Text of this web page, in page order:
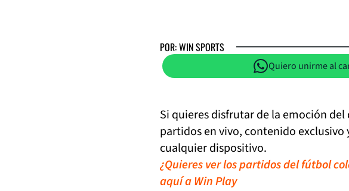
POR: WIN SPORTS
Quiero unirme al
Si quieres disfrutar de la emoción del
partidos en vivo, contenido
cualquier dispositivo.
¿Quieres ver los partidos del fútbol
aquí a Win Play